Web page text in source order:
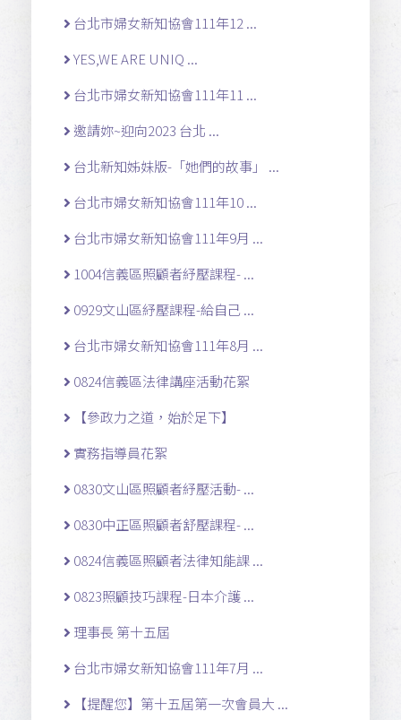
台北市婦女新知協會111年12 ...
YES,WE ARE UNIQ ...
台北市婦女新知協會111年11 ...
邀請妳~迎向2023 台北 ...
台北新知姊妹版-「她們的故事」 ...
台北市婦女新知協會111年10 ...
台北市婦女新知協會111年9月 ...
1004信義區照顧者紓壓課程- ...
0929文山區紓壓課程-給自己 ...
台北市婦女新知協會111年8月 ...
0824信義區法律講座活動花絮
【參政力之道，始於足下】
實務指導員花絮
0830文山區照顧者紓壓活動- ...
0830中正區照顧者舒壓課程- ...
0824信義區照顧者法律知能課 ...
0823照顧技巧課程-日本介護 ...
理事長 第十五屆
台北市婦女新知協會111年7月 ...
【提醒您】第十五屆第一次會員大 ...